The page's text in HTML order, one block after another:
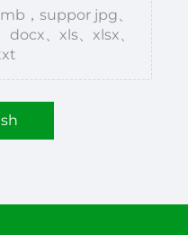
，suppor jpg、
、xls、xlsx、